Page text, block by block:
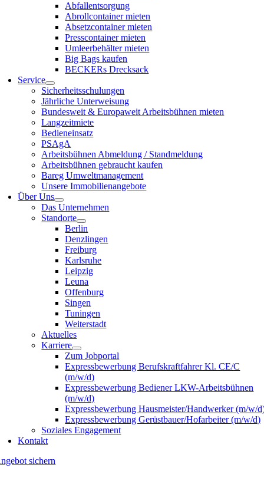
Abfallentsorgung
Abrollcontainer mieten
Absetzcontainer mieten
Presscontainer mieten
Umleerbehälter mieten
Big Bags kaufen
BECKERs Drecksack
Service
Sicherheitsschulungen
Jährliche Unterweisung
Bundesweit & Europaweit Arbeitsbühnen mieten
Langzeitmiete
Bedieneinsatz
PSAgA
Arbeitsbühnen Abmeldung / Standmeldung
Arbeitsbühnen gebraucht kaufen
Bareg Umweltmanagement
Unsere Immobilienangebote
Über Uns
Das Unternehmen
Standorte
Berlin
Denzlingen
Freiburg
Karlsruhe
Leipzig
Leuna
Offenburg
Singen
Tuningen
Weiterstadt
Aktuelles
Karriere
Zum Jobportal
Expressbewerbung Berufskraftfahrer Kl. CE/C
(m/w/d)
Expressbewerbung Bediener LKW-Arbeitsbühnen
(m/w/d)
Expressbewerbung Hausmeister/Handwerker (m/w/
Expressbewerbung Gerüstbauer/Hofarbeiter (m/w/d)
Soziales Engagement
Kontakt
sichern